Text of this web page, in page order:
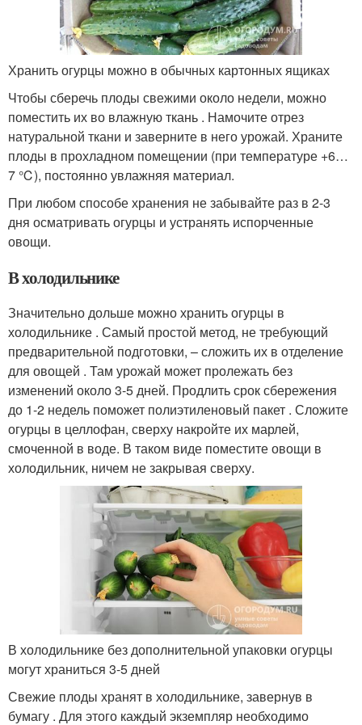
Хранить огурцы можно в обычных картонных ящиках
Чтобы сберечь плоды свежими около недели, можно
поместить их во влажную ткань . Намочите отрез
натуральной ткани и заверните в него урожай. Храните
плоды в прохладном помещении (при температуре +6…
7 ℃), постоянно увлажняя материал.
При любом способе хранения не забывайте раз в 2-3
дня осматривать огурцы и устранять испорченные
овощи.
В холодильнике
Значительно дольше можно хранить огурцы в
холодильнике . Самый простой метод, не требующий
предварительной подготовки, – сложить их в отделение
для овощей . Там урожай может пролежать без
изменений около 3-5 дней. Продлить срок сбережения
до 1-2 недель поможет полиэтиленовый пакет . Сложите
огурцы в целлофан, сверху накройте их марлей,
смоченной в воде. В таком виде поместите овощи в
холодильник, ничем не закрывая сверху.
В холодильнике без дополнительной упаковки огурцы
могут храниться 3-5 дней
Свежие плоды хранят в холодильнике, завернув в
бумагу . Для этого каждый экземпляр необходимо